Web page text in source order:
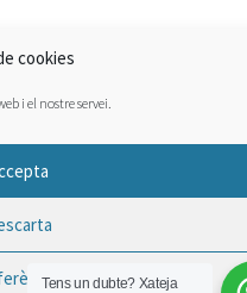
cookies
i el nostre servei.
Tens un dubte? Xateja